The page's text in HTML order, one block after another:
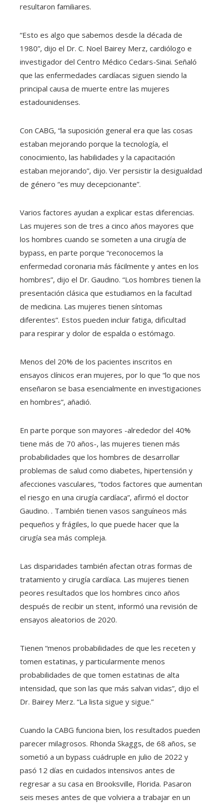
resultaron familiares.
“Esto es algo que sabemos desde la década de
1980”, dijo el Dr. C. Noel Bairey Merz, cardiólogo e
investigador del Centro Médico Cedars-Sinai. Señaló
que las enfermedades cardíacas siguen siendo la
principal causa de muerte entre las mujeres
estadounidenses.
Con CABG, “la suposición general era que las cosas
estaban mejorando porque la tecnología, el
conocimiento, las habilidades y la capacitación
estaban mejorando”, dijo. Ver persistir la desigualdad
de género “es muy decepcionante”.
Varios factores ayudan a explicar estas diferencias.
Las mujeres son de tres a cinco años mayores que
los hombres cuando se someten a una cirugía de
bypass, en parte porque “reconocemos la
enfermedad coronaria más fácilmente y antes en los
hombres”, dijo el Dr. Gaudino. “Los hombres tienen la
presentación clásica que estudiamos en la facultad
de medicina. Las mujeres tienen síntomas
diferentes”. Estos pueden incluir fatiga, dificultad
para respirar y dolor de espalda o estómago.
Menos del 20% de los pacientes inscritos en
ensayos clínicos eran mujeres, por lo que “lo que nos
enseñaron se basa esencialmente en investigaciones
en hombres”, añadió.
En parte porque son mayores -alrededor del 40%
tiene más de 70 años-, las mujeres tienen más
probabilidades que los hombres de desarrollar
problemas de salud como diabetes, hipertensión y
afecciones vasculares, “todos factores que aumentan
el riesgo en una cirugía cardíaca”, afirmó el doctor
Gaudino. . También tienen vasos sanguíneos más
pequeños y frágiles, lo que puede hacer que la
cirugía sea más compleja.
Las disparidades también afectan otras formas de
tratamiento y cirugía cardíaca. Las mujeres tienen
peores resultados que los hombres cinco años
después de recibir un stent, informó una revisión de
ensayos aleatorios de 2020.
Tienen “menos probabilidades de que les receten y
tomen estatinas, y particularmente menos
probabilidades de que tomen estatinas de alta
intensidad, que son las que más salvan vidas”, dijo el
Dr. Bairey Merz. “La lista sigue y sigue.”
Cuando la CABG funciona bien, los resultados pueden
parecer milagrosos. Rhonda Skaggs, de 68 años, se
sometió a un bypass cuádruple en julio de 2022 y
pasó 12 días en cuidados intensivos antes de
regresar a su casa en Brooksville, Florida. Pasaron
seis meses antes de que volviera a trabajar en un